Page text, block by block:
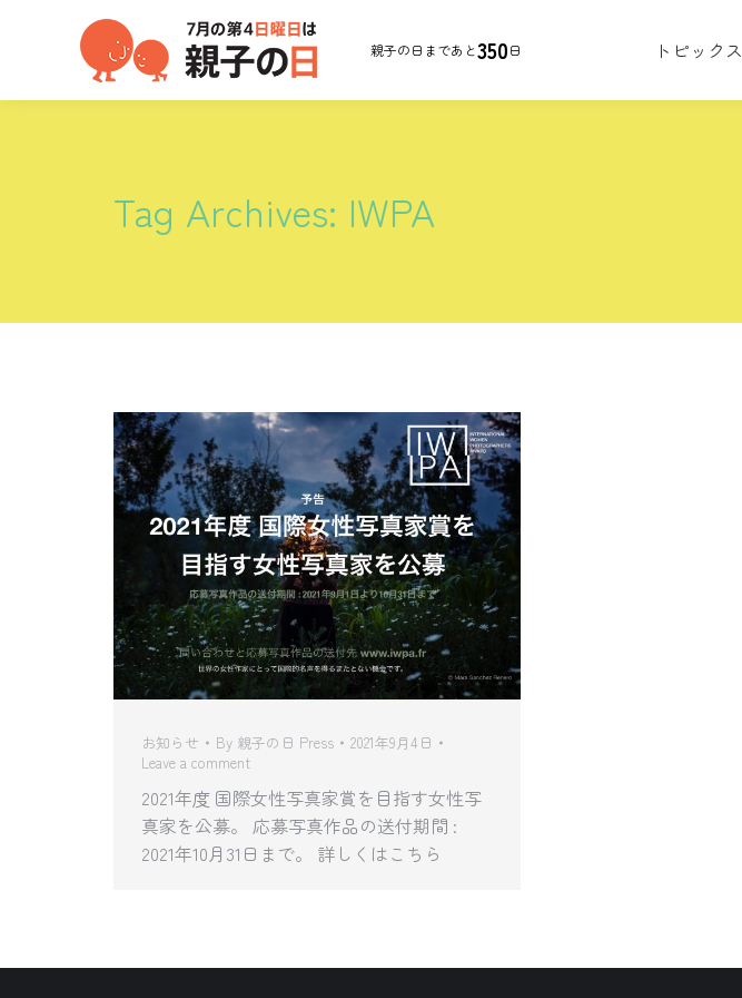
親子の日まであと350日 トピックス
Tag Archives: IWPA
お知らせ By 親子の日 Press
2021年9月4日
Leave a comment
2021年度 国際女性写真家賞を目指す女性写
真家を公募。 応募写真作品の送付期間 :
2021年10月31日まで。 詳しくはこちら